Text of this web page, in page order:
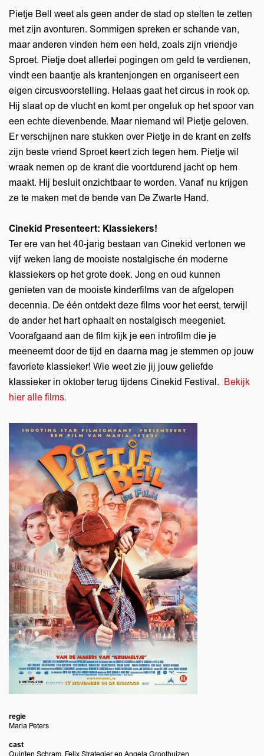
Pietje Bell weet als geen ander de stad op stelten te zetten
met zijn avonturen. Sommigen spreken er schande van,
maar anderen vinden hem een held, zoals zijn vriendje
Sproet. Pietje doet allerlei pogingen om geld te verdienen,
vindt een baantje als krantenjongen en organiseert een
eigen circusvoorstelling. Helaas gaat het circus in rook op.
Hij slaat op de vlucht en komt per ongeluk op het spoor van
een echte dievenbende. Maar niemand wil Pietje geloven.
Er verschijnen nare stukken over Pietje in de krant en zelfs
zijn beste vriend Sproet keert zich tegen hem. Pietje wil
wraak nemen op de krant die voortdurend jacht op hem
maakt. Hij besluit onzichtbaar te worden. Vanaf nu krijgen
ze te maken met de bende van De Zwarte Hand.
Cinekid Presenteert: Klassiekers!
Ter ere van het 40-jarig bestaan van Cinekid vertonen we
vijf weken lang de mooiste nostalgische én moderne
klassiekers op het grote doek. Jong en oud kunnen
genieten van de mooiste kinderfilms van de afgelopen
decennia. De één ontdekt deze films voor het eerst, terwijl
de ander het hart ophaalt en nostalgisch meegeniet.
Voorafgaand aan de film kijk je een introfilm die je
meeneemt door de tijd en daarna mag je stemmen op jouw
favoriete klassieker! Wie weet zie jij jouw geliefde
klassieker in oktober terug tijdens Cinekid Festival. Bekijk
hier alle films.
regie
Maria Peters
cast